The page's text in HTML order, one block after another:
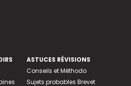
ASTUCES RÉVISIONS
Conseils et Méthodo
Sujets probables Brevet